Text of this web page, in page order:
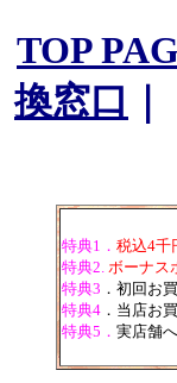
TOP
換窓口
特典1． 税込4千
特典2. ボーナス
特典3 ．初回お
特典4．当店お
特典5． 実店舗